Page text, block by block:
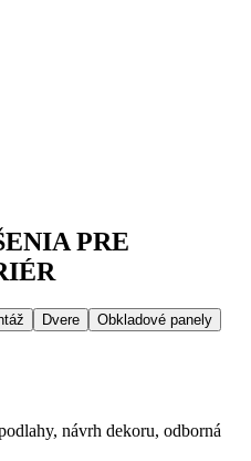
PRE
Dvere
Obkladové panely
návrh dekoru, odborná